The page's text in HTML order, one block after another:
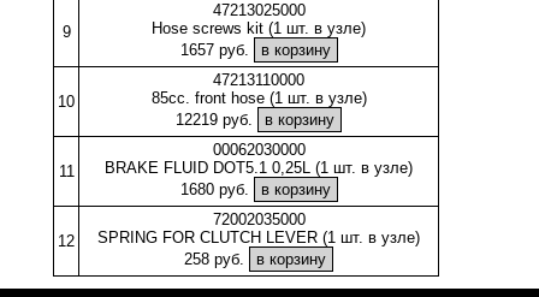
9
47213025000
Hose screws kit (1 шт. в узле)
1657 руб.
10
47213110000
85cc. front hose (1 шт. в узле)
12219 руб.
11
00062030000
BRAKE FLUID DOT5.1 0,25L (1 шт. в узле)
1680 руб.
12
72002035000
SPRING FOR CLUTCH LEVER (1 шт. в узле)
258 руб.